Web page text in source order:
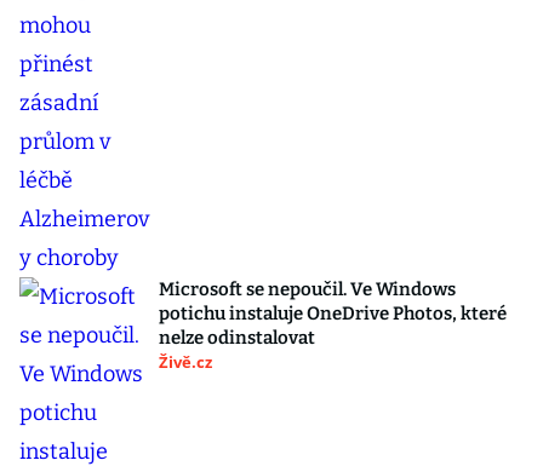
Microsoft se nepoučil. Ve Windows
potichu instaluje OneDrive Photos, které
nelze odinstalovat
Živě.cz